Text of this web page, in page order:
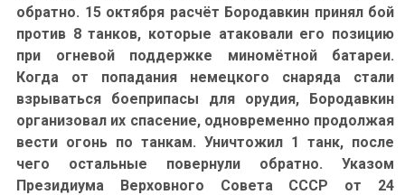
обратно. 15 октября расчёт Бородавкин принял бой
против 8 танков, которые атаковали его позицию
при огневой поддержке миномётной батареи.
Когда от попадания немецкого снаряда стали
взрываться боеприпасы для орудия, Бородавкин
организовал их спасение, одновременно продолжая
вести огонь по танкам. Уничтожил 1 танк, после
чего остальные повернули обратно. Указом
Президиума Верховного Совета СССР от 24